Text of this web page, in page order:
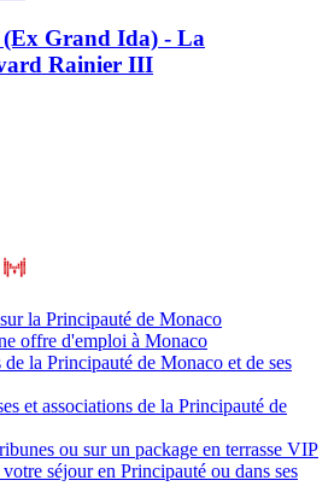
(Ex Grand Ida) - La
Rainier III